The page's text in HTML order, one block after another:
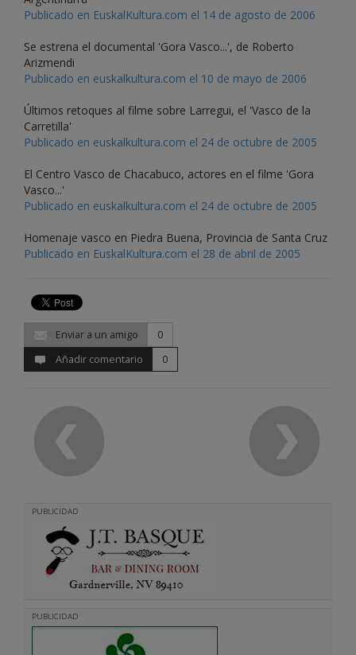
Publicado en EuskalKultura.com el 14 de agosto de 2006
Se estrena el documental 'Gora Vasco...', de Roberto
Arizmendi
Publicado en euskalkultura.com el 10 de mayo de 2006
Últimos retoques al filme sobre Larregui, el 'Vasco de la
Carretilla'
Publicado en euskalkultura.com el 24 de octubre de 2005
El Centro Vasco de Chacabuco, actores en el filme 'Gora
Vasco...'
Publicado en euskalkultura.com el 24 de octubre de 2005
Homenaje vasco en Piedra Buena, Provincia de Santa Cruz
Publicado en EuskalKultura.com el 28 de abril de 2005
Enviar a un amigo
0
Añadir comentario
0
PUBLICIDAD
PUBLICIDAD